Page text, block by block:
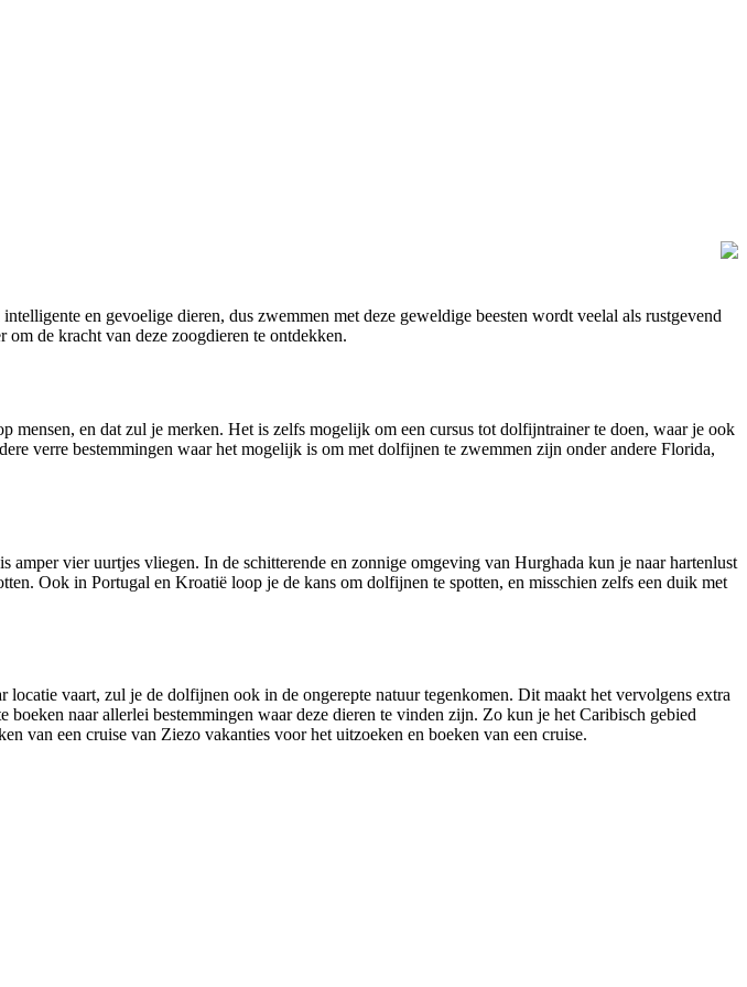
en gevoelige dieren, dus zwemmen met deze geweldige beesten wordt veelal als rustgevend
de kracht van deze zoogdieren te ontdekken.
en dat zul je merken. Het is zelfs mogelijk om een cursus tot dolfijntrainer te doen, waar je ook
verre bestemmingen waar het mogelijk is om met dolfijnen te zwemmen zijn onder andere Florida,
vier uurtjes vliegen. In de schitterende en zonnige omgeving van Hurghada kun je naar hartenlust
Ook in Portugal en Kroatië loop je de kans om dolfijnen te spotten, en misschien zelfs een duik met
vaart, zul je de dolfijnen ook in de ongerepte natuur tegenkomen. Dit maakt het vervolgens extra
naar allerlei bestemmingen waar deze dieren te vinden zijn. Zo kun je het Caribisch gebied
van een cruise van Ziezo vakanties voor het uitzoeken en boeken van een cruise.